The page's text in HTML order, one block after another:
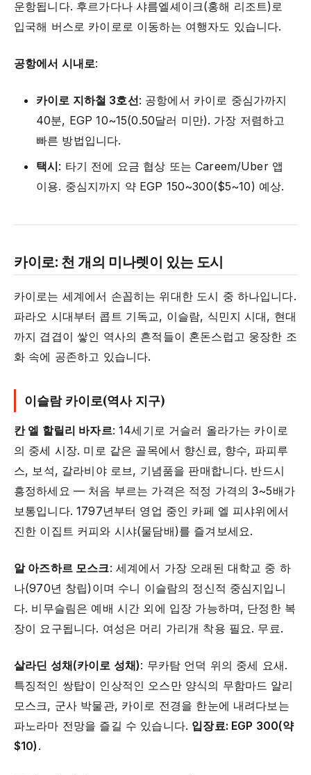
운항됩니다. 후르가다나 샤름엘셰이크(홍해 리조트)로
입국해 버스로 카이로로 이동하는 여행자도 있습니다.
공항에서 시내로:
카이로 지하철 3호선: 공항에서 카이로 중심가까지
40분, EGP 10~15(0.50달러 미만). 가장 저렴하고
빠른 방법입니다.
택시: 타기 전에 요금 협상 또는 Careem/Uber 앱
이용. 중심지까지 약 EGP 150~300($5~10) 예상.
카이로: 천 개의 미나렛이 있는 도시
카이로는 세계에서 손꼽히는 위대한 도시 중 하나입니다.
파라오 시대부터 콥트 기독교, 이슬람, 식민지 시대, 현대
까지 겹겹이 쌓인 역사의 흔적들이 혼돈스럽고 웅장한 조
화 속에 공존하고 있습니다.
이슬람 카이로(역사 지구)
칸 엘 할릴리 바자르: 14세기로 거슬러 올라가는 카이로
의 중세 시장. 미로 같은 골목에서 향신료, 향수, 파피루
스, 보석, 갈라비야 로브, 기념품을 판매합니다. 반드시
흥정하세요 — 처음 부르는 가격은 적정 가격의 3~5배가
보통입니다. 1797년부터 영업 중인 카페 엘 피샤위에서
진한 이집트 커피와 시샤(물담배)를 즐겨보세요.
알 아즈하르 모스크: 세계에서 가장 오래된 대학교 중 하
나(970년 창립)이며 수니 이슬람의 정신적 중심지입니
다. 비무슬림은 예배 시간 외에 입장 가능하며, 단정한 복
장이 요구됩니다. 여성은 머리 가리개 착용 필요. 무료.
살라딘 성채(카이로 성채): 무카탐 언덕 위의 중세 요새.
특징적인 쌍탑이 인상적인 오스만 양식의 무함마드 알리
모스크, 군사 박물관, 카이로 전경을 한눈에 내려다보는
파노라마 전망을 즐길 수 있습니다. 입장료: EGP 300(약
$10) .